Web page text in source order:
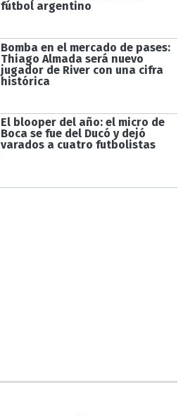
fútbol argentino
Bomba en el mercado de pases:
Thiago Almada será nuevo
jugador de River con una cifra
histórica
El blooper del año: el micro de
Boca se fue del Ducó y dejó
varados a cuatro futbolistas